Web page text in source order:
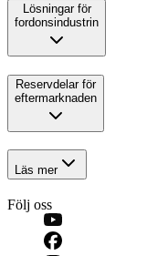
Lösningar för
fordonsindustrin
Reservdelar för
eftermarknaden
Läs mer
Följ oss